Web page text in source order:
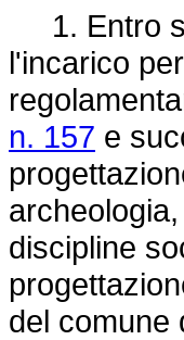
1. Entro
l'incarico
n. 157 e
discipline
del comune